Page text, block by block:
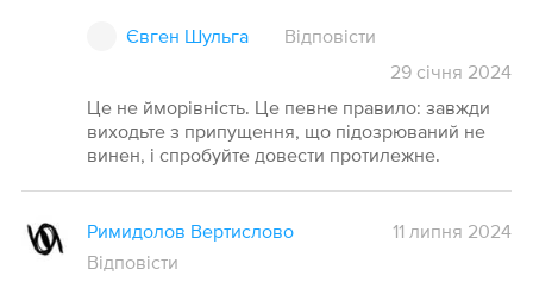
Євген Шульга
Відповісти
29 січня 2024
Це не йморівність. Це певне правило: завжди
виходьте з припущення, що підозрюваний не
винен, і спробуйте довести протилежне.
Римидолов Вертислово
11 липня 2024
Відповісти